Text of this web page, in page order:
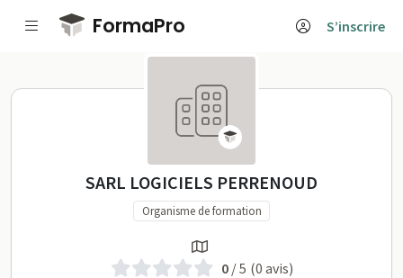
Passer au contenu principal
FormaPro S’inscrire
SARL LOGICIELS
SARL LOGICIELS PERRENOUD
Organisme de formation
0/ 5 (0 avis)